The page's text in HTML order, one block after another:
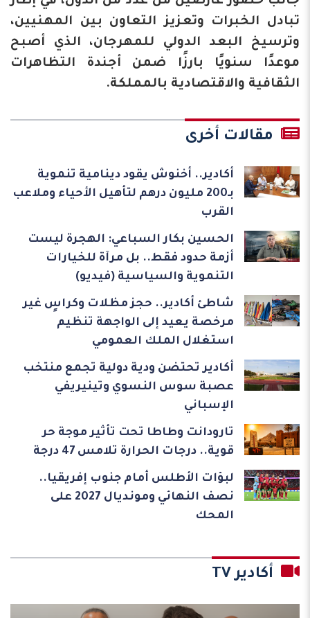
تبادل الخبرات وتعزيز التعاون بين المهنيين،
وترسيخ البعد الدولي للمهرجان، الذي أصبح
موعدًا سنويًا بارزًا ضمن أجندة التظاهرات
الثقافية والاقتصادية بالمملكة.
مقالات أخرى
أكادير.. أخنوش يقود دينامية تنموية
بـ200 مليون درهم لتأهيل الأحياء وملاعب
القرب
الحسين بكار السباعي: الهجرة ليست
أزمة حدود فقط.. بل مرآة للخيارات
التنموية والسياسية (فيديو)
شاطئ أكادير.. حجز مظلات وكراسٍ غير
مرخصة يعيد إلى الواجهة تنظيم
استغلال الملك العمومي
أكادير تحتضن ودية دولية تجمع منتخب
عصبة سوس النسوي وتينيريفي
الإسباني
تارودانت وطاطا تحت تأثير موجة حر
قوية.. درجات الحرارة تلامس 47 درجة
لبؤات الأطلس أمام جنوب إفريقيا..
نصف النهائي ومونديال 2027 على
المحك
أكادير TV